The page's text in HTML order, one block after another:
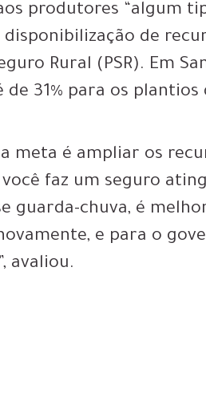
produtores “algum
de
Rural (PSR). Em
31% para os plantios
meta é ampliar os
faz um seguro
guarda-chuva, é
e para o
avaliou.